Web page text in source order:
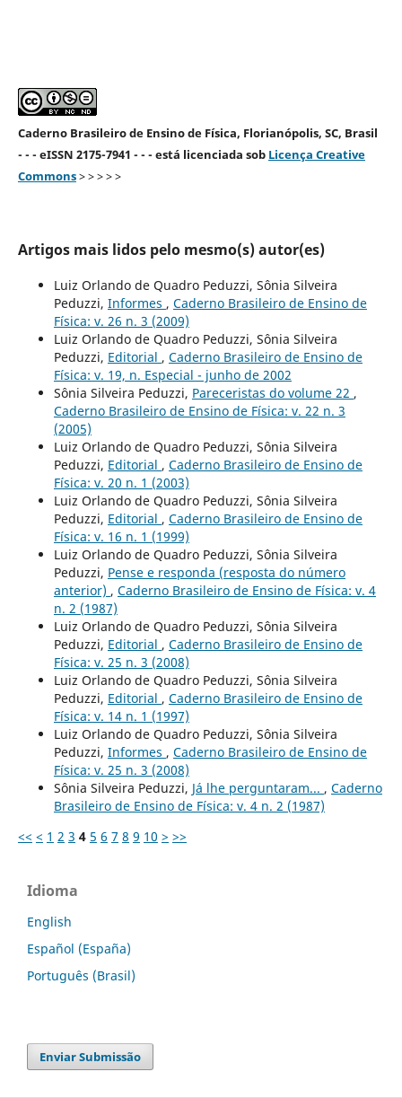
Caderno Brasileiro de Ensino de Física, Florianópolis, SC, Brasil
- - - eISSN 2175-7941 - - - está licenciada sob Licença Creative
Commons> > > > >
Artigos mais lidos pelo mesmo(s) autor(es)
Luiz Orlando de Quadro Peduzzi, Sônia Silveira
Peduzzi, Informes , Caderno Brasileiro de Ensino de
Física: v. 26 n. 3 (2009)
Luiz Orlando de Quadro Peduzzi, Sônia Silveira
Peduzzi, Editorial , Caderno Brasileiro de Ensino de
Física: v. 19, n. Especial - junho de 2002
Sônia Silveira Peduzzi, Pareceristas do volume 22 ,
Caderno Brasileiro de Ensino de Física: v. 22 n. 3
(2005)
Luiz Orlando de Quadro Peduzzi, Sônia Silveira
Peduzzi, Editorial , Caderno Brasileiro de Ensino de
Física: v. 20 n. 1 (2003)
Luiz Orlando de Quadro Peduzzi, Sônia Silveira
Peduzzi, Editorial , Caderno Brasileiro de Ensino de
Física: v. 16 n. 1 (1999)
Luiz Orlando de Quadro Peduzzi, Sônia Silveira
Peduzzi, Pense e responda (resposta do número
anterior) , Caderno Brasileiro de Ensino de Física: v. 4
n. 2 (1987)
Luiz Orlando de Quadro Peduzzi, Sônia Silveira
Peduzzi, Editorial , Caderno Brasileiro de Ensino de
Física: v. 25 n. 3 (2008)
Luiz Orlando de Quadro Peduzzi, Sônia Silveira
Peduzzi, Editorial , Caderno Brasileiro de Ensino de
Física: v. 14 n. 1 (1997)
Luiz Orlando de Quadro Peduzzi, Sônia Silveira
Peduzzi, Informes , Caderno Brasileiro de Ensino de
Física: v. 25 n. 3 (2008)
Sônia Silveira Peduzzi, Já lhe perguntaram... , Caderno
Brasileiro de Ensino de Física: v. 4 n. 2 (1987)
<< < 1 2 3 4 5 6 7 8 9 10 > >>
Idioma
English
Español (España)
Português (Brasil)
Enviar Submissão